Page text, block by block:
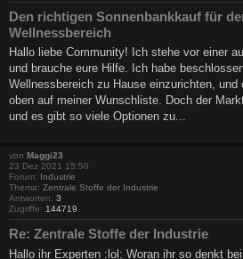
Den richtigen Sonnenbankkauf für
Wellnessbereich
Hallo liebe Community! Ich stehe vor einer
und brauche eure Hilfe. Ich habe
Wellnessbereich zu Hause einzurichten, und
oben auf meiner Wunschliste. Doch der
und es gibt so viele Optionen zu...
von Maggi23
23 Dez 2021 15:50
Forum:
Industrie
Thema: Zentrale Stoffe der Industrie
Antworten: 3
Zugriffe: 144719
Re: Zentrale Stoffe der Industrie
Hallo ihr Experten :lol: Woran ihr so denkt